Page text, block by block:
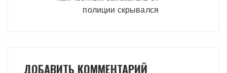
полиции скрывался
ДОБАВИТЬ КОММЕНТАРИЙ